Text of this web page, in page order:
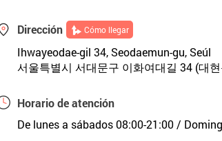
Dirección Cómo llegar
Ihwayeodae-gil 34, Seodaemun-gu, Seúl
서울특별시 서대문구 이화여대길 34 (대
Horario de atención
De lunes a sábados 08:00-21:00 /